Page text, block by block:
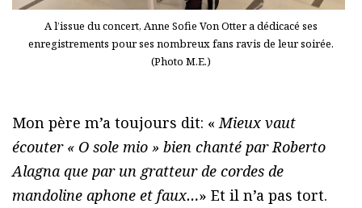
A l’issue du concert, Anne Sofie Von Otter a dédicacé ses
enregistrements pour ses nombreux fans ravis de leur soirée.
(Photo M.E.)
Mon père m’a toujours dit: «Mieux vaut
écouter « O sole mio » bien chanté par Roberto
Alagna que par un gratteur de cordes de
mandoline aphone et faux…» Et il n’a pas tort.